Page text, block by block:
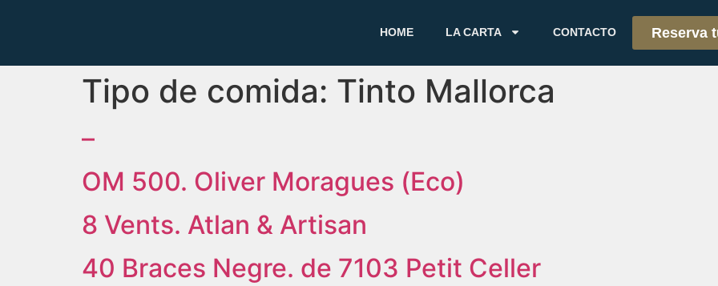
HOME LA CARTA CONTACTO Reserva
Tipo de comida: Tinto Mallorca
–
OM 500. Oliver Moragues (Eco)
8 Vents. Atlan & Artisan
40 Braces Negre. de 7103 Petit Celler